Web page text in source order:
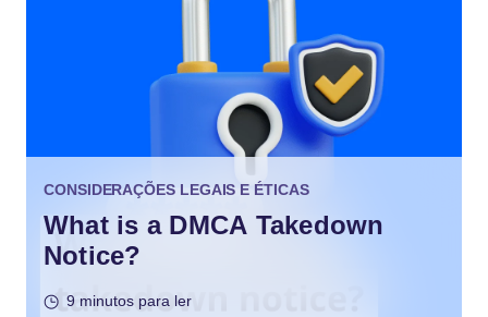
CONSIDERAÇÕES LEGAIS E ÉTICAS
What is a DMCA Takedown
Notice?
9 minutos para ler